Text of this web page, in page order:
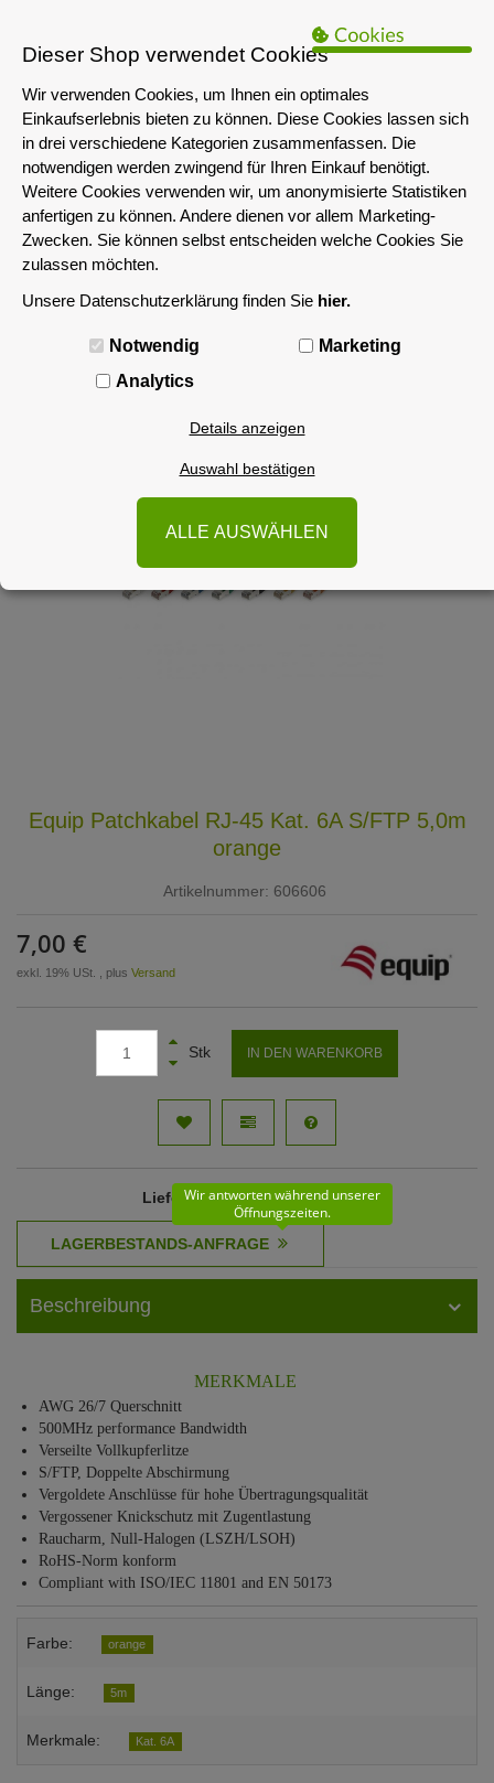
Das servershop-bayern.de Angebot richtet sich nur an
Unternehmen i.S.d. § 14 BGB sowie die öffentliche Hand. Ein Verkauf
an Privatpersonen ist nicht möglich.
MENÜ
Equip Patchkabel RJ-45 Kat. 6A S/FTP 5,0m
orange
Artikelnummer: 606606
7,00 €
exkl. 19% USt. , plus Versand
Stk IN DEN WARENKORB
Lieferzeit: 11 - 12 Werktage
Wir antworten während unserer
Öffnungszeiten.
Beschreibung
MERKMALE
AWG 26/7 Querschnitt
500MHz performance Bandwidth
Verseilte Vollkupferlitze
S/FTP, Doppelte Abschirmung
Vergoldete Anschlüsse für hohe Übertragungsqualität
Vergossener Knickschutz mit Zugentlastung
Raucharm, Null-Halogen (LSZH/LSOH)
RoHS-Norm konform
Compliant with ISO/IEC 11801 and EN 50173
Farbe: orange
Länge: 5m
Merkmale: Kat. 6A
Dieser Shop verwendet Cookies
Wir verwenden Cookies, um Ihnen ein optimales
Einkaufserlebnis bieten zu können. Diese Cookies lassen sich
in drei verschiedene Kategorien zusammenfassen. Die
notwendigen werden zwingend für Ihren Einkauf benötigt.
Weitere Cookies verwenden wir, um anonymisierte Statistiken
anfertigen zu können. Andere dienen vor allem Marketing-
Zwecken. Sie können selbst entscheiden welche Cookies Sie
zulassen möchten.
Unsere Datenschutzerklärung finden Sie hier.
Notwendig
Marketing
Analytics
Details anzeigen
Auswahl bestätigen
ALLE AUSWÄHLEN